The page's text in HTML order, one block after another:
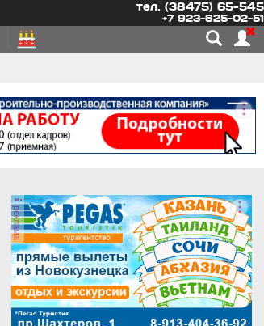
тел. (38475) 65-545
+7 923-625-02-51
реклама